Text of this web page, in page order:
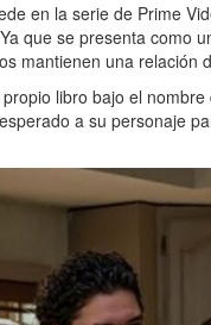
en la serie de Prime
que se presenta como
mantienen una relación
libro bajo el nombre
a su personaje